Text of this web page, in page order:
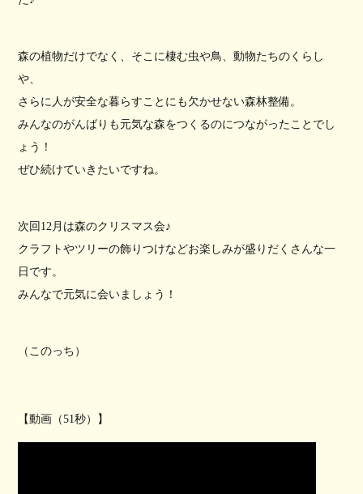
森の植物だけでなく、そこに棲む虫や鳥、動物たちのくらし
や、
さらに人が安全な暮らすことにも欠かせない森林整備。
みんなのがんばりも元気な森をつくるのにつながったことでし
ょう！
ぜひ続けていきたいですね。
次回12月は森のクリスマス会♪
クラフトやツリーの飾りつけなどお楽しみが盛りだくさんな一
日です。
みんなで元気に会いましょう！
（このっち）
【動画（51秒）】